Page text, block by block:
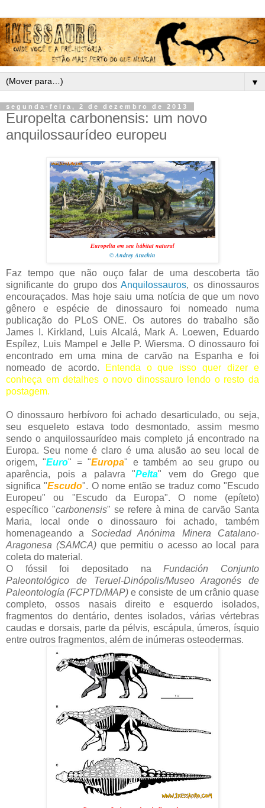
▼
segunda-feira, 2 de dezembro de 2013
Europelta carbonensis: um novo
anquilossaurídeo europeu
Europelta em seu hábitat natural
© Andrey Atuchin
Faz tempo que não ouço falar de uma descoberta tão
significante do grupo dosAnquilossauros, os dinossauros
encouraçados. Mas hoje saiu uma notícia de que um novo
gênero e espécie de dinossauro foi nomeado numa
publicação do PLoS ONE. Os autores do trabalho são
James I. Kirkland, Luis Alcalá, Mark A. Loewen, Eduardo
Espílez, Luis Mampel e Jelle P. Wiersma. O dinossauro foi
encontrado em uma mina de carvão na Espanha e foi
nomeado de acordo.
Entenda o que isso quer dizer e
conheça em detalhes o novo dinossauro lendo o resto da
postagem.
O dinossauro herbívoro foi achado desarticulado, ou seja,
seu esqueleto estava todo desmontado, assim mesmo
sendo o anquilossaurídeo mais completo já encontrado na
Europa. Seu nome é claro é uma alusão ao seu local de
origem, "Euro" = "Europa" e também ao seu grupo ou
aparência, pois a palavra "Pelta" vem do Grego que
significa "Escudo". O nome então se traduz como "Escudo
Europeu" ou "Escudo da Europa". O nome (epíteto)
específico "carbonensis" se refere à mina de carvão Santa
Maria, local onde o dinossauro foi achado, também
homenageando a Sociedad Anónima Minera Catalano-
Aragonesa (SAMCA)que permitiu o acesso ao local para
coleta do material.
O fóssil foi depositado naFundación Conjunto
Paleontológico de Teruel-Dinópolis/Museo Aragonés de
Paleontología (FCPTD/MAP) e consiste de um crânio quase
completo, ossos nasais direito e esquerdo isolados,
fragmentos do dentário, dentes isolados, várias vértebras
caudas e dorsais, parte da pélvis, escápula, úmeros, ísquio
entre outros fragmentos, além de inúmeras osteodermas.